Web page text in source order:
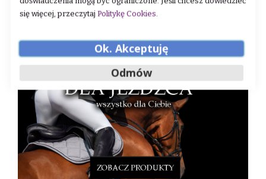
się więcej, przeczytaj Politykę Cookies.
Ok. Akceptuję
Odmów